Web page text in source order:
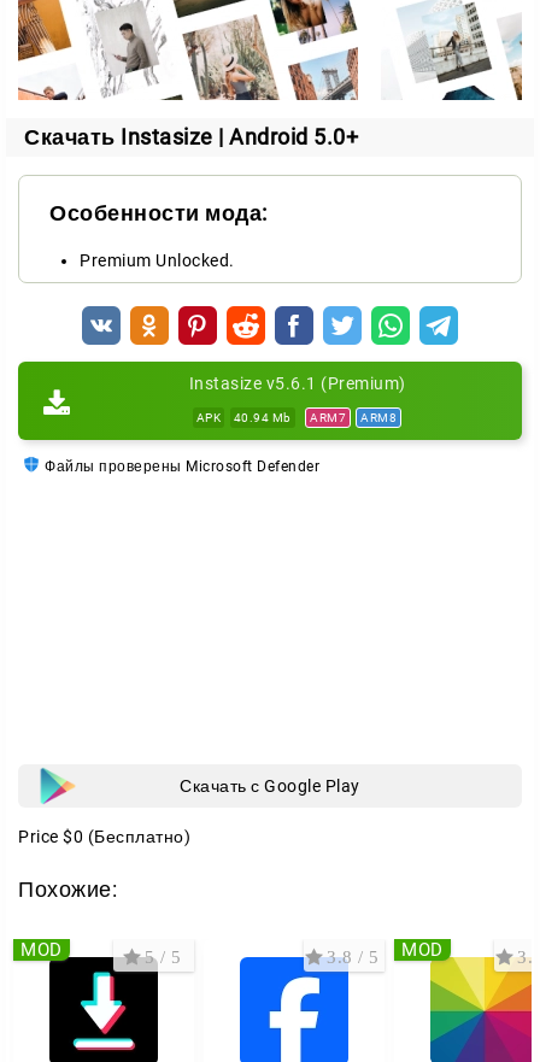
Скачать Instasize | Android 5.0+
Особенности мода:
Premium Unlocked.
Instasize v5.6.1 (Premium)
APK 40.94 Mb ARM7 ARM8
Файлы проверены Microsoft Defender
Скачать с Google Play
Price $0 (Бесплатно)
Похожие:
5 / 5
MOD 3.8 / 5 MOD